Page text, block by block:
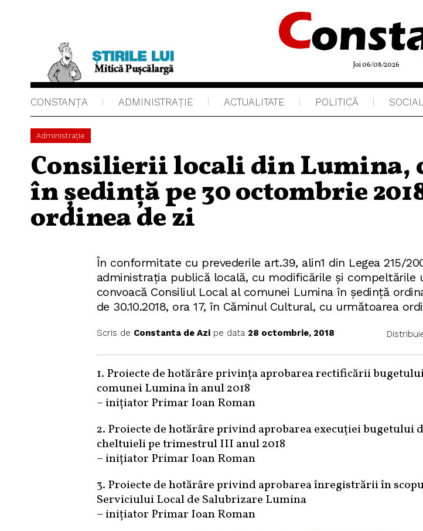
Joi 06/08/2026
CONSTANȚA ADMINISTRAŢIE ACTUALITATE POLITICĂ
Administraţie
Consilierii locali din Lumina,
în ședință pe 30 octombrie
ordinea de zi
În conformitate cu prevederile art.39, alin1 din Legea 215/
administrația publică locală, cu modificările și compeltările
convoacă Consiliul Local al comunei Lumina în ședință
de 30.10.2018, ora 17, în Căminul Cultural, cu următoarea
Scris de Constanta de Azipe data 28 octombrie, 2018
1. Proiecte de hotărâre privința aprobarea rectificării
comunei Lumina în anul 2018
– inițiator Primar Ioan Roman
2. Proiecte de hotărâre privind aprobarea execuției bugetului
cheltuieli pe trimestrul III anul 2018
– inițiator Primar Ioan Roman
3. Proiecte de hotărâre privind aprobarea înregistrării în
Serviciului Local de Salubrizare Lumina
– inițiator Primar Ioan Roman